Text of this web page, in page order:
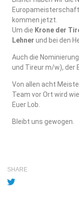
kommen jetzt.
Um die Krone der
Lehner und bei den
Auch die
und Tireur m/w), der
Von allen acht
Team vor Ort wird
Euer Lob.
Bleibt uns gewogen.
SHARE